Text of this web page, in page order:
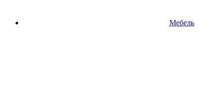
Мебель